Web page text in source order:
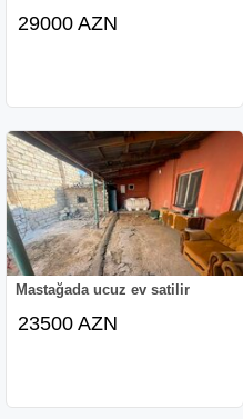
29000 AZN
Mastağada ucuz ev satilir
23500 AZN